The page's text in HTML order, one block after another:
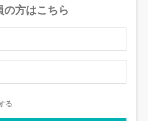
の方はこちら
る